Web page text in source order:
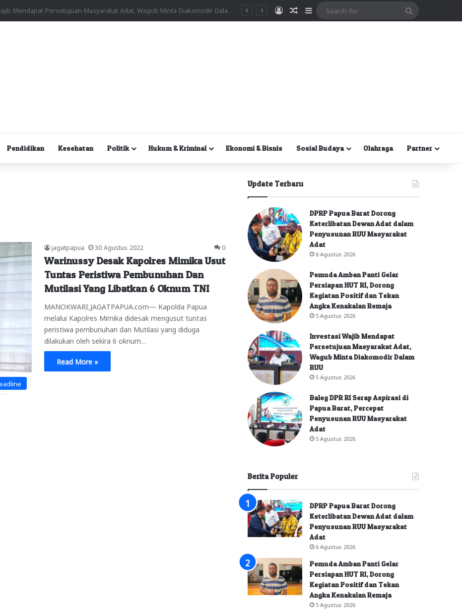
MasukRandom Article
Sidebar
Pendidikan Kesehatan Politik Hukum & Kriminal Ekonomi & Bisnis Sosial Budaya Olahraga Partner
jagatpapua 30 Agustus 2022 0
Warinussy Desak Kapolres Mimika Usut
Tuntas Peristiwa Pembunuhan Dan
Mutilasi Yang Libatkan 6 Oknum TNI
MANOKWARI,JAGATPAPUA.com— Kapolda Papua
melalui Kapolres Mimika didesak mengusut tuntas
peristiwa pembunuhan dan Mutilasi yang diduga
dilakukan oleh sekira 6 oknum…
Read More »
Update Terbaru
DPRP Papua Barat Dorong
Keterlibatan Dewan Adat dalam
Penyusunan RUU Masyarakat
Adat
6 Agustus 2026
Pemuda Amban Panti Gelar
Persiapan HUT RI, Dorong
Kegiatan Positif dan Tekan
Angka Kenakalan Remaja
5 Agustus 2026
Investasi Wajib Mendapat
Persetujuan Masyarakat Adat,
Wagub Minta Diakomodir Dalam
RUU
5 Agustus 2026
Baleg DPR RI Serap Aspirasi di
Papua Barat, Percepat
Penyusunan RUU Masyarakat
Adat
5 Agustus 2026
Berita Populer
DPRP Papua Barat Dorong
Keterlibatan Dewan Adat dalam
Penyusunan RUU Masyarakat
Adat
6 Agustus 2026
Pemuda Amban Panti Gelar
Persiapan HUT RI, Dorong
Kegiatan Positif dan Tekan
Angka Kenakalan Remaja
5 Agustus 2026